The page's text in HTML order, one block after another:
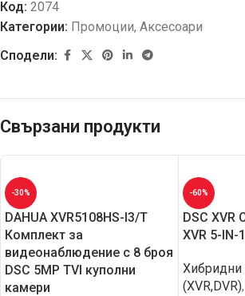
Код: 2074
Категории: Промоции, Аксесоари
Сподели:
Свързани продукти
-30%
DAHUA XVR5108HS-I3/T
Комплект за
видеонаблюдение с 8 броя
DSC 5MP TVI куполни
камери
-60%
DSC XVR
XVR 5-IN-
(XVR,DVR),